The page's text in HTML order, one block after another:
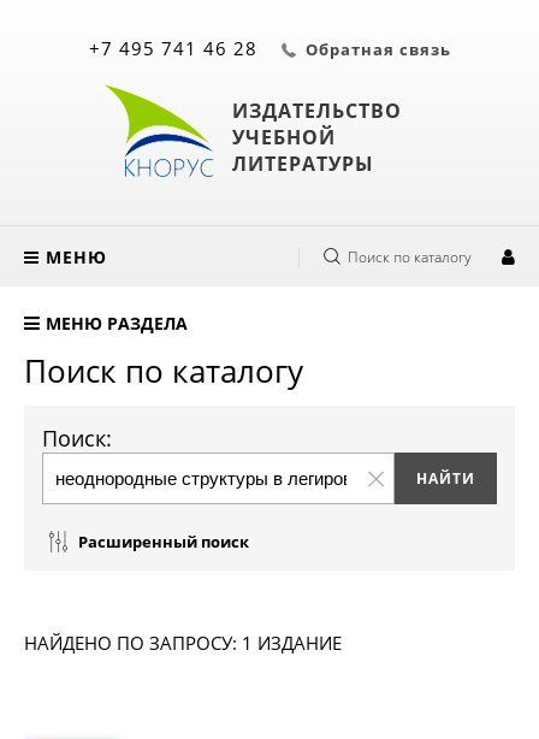
ИЗДАТЕЛЬСТВО
УЧЕБНОЙ
ЛИТЕРАТУРЫ
+7 495 741 46 28 Обратная связь
МЕНЮ Поиск по каталогу
МЕНЮ РАЗДЕЛА
Поиск по каталогу
Поиск:
Расширенный поиск
НАЙДЕНО ПО ЗАПРОСУ: 1 ИЗДАНИЕ